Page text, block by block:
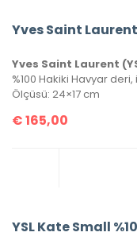
Yves Saint Laurent
Ölçüsü: 24×17 cm
€165,00
YSL Kate Small